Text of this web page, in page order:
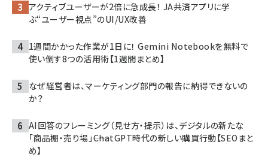
アクティブユーザーが2倍に急成長！ JA共済アプリに学
ぶ“ユーザー視点”のUI/UX改善
1週間かかった作業が1日に！ Gemini Notebookを無料で
使い倒す8つの活用術【1週間まとめ】
なぜ経営者は、マーケティング部門の報告に納得できないの
か？
AI回答のフレーミング（見せ方・提示）は、デジタルの新たな
「商品棚・売り場」――ChatGPT時代の新しい購買行動【SEOまと
め】